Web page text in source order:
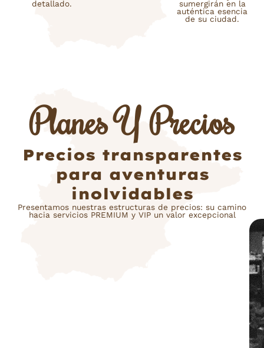
detallado.
sumergirán en la
auténtica esencia
de su ciudad.
Planes Y Precios
Precios transparentes
para aventuras
inolvidables
Presentamos nuestras estructuras de precios: su camino
hacia servicios PREMIUM y VIP un valor excepcional